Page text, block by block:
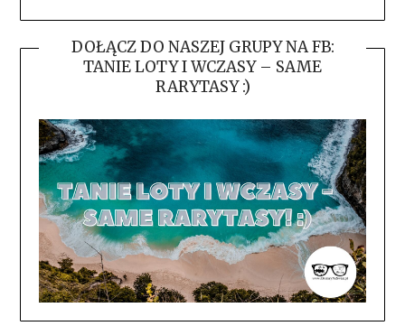
DOŁĄCZ DO NASZEJ GRUPY NA FB:
TANIE LOTY I WCZASY – SAME
RARYTASY :)